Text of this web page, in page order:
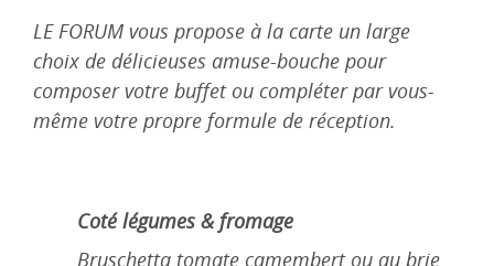
LE FORUM vous propose à la carte un large
choix de délicieuses amuse-bouche pour
composer votre buffet ou compléter par vous-
même votre propre formule de réception.
Coté légumes & fromage
Bruschetta tomate camembert ou au brie